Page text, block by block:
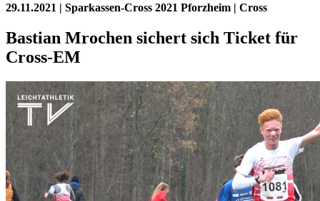
29.11.2021 | Sparkassen-Cross 2021 Pforzheim | Cross
Bastian Mrochen sichert sich Ticket für
Cross-EM